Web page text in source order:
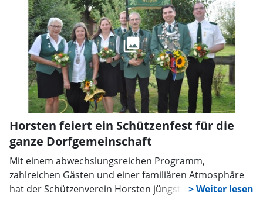
nicht, da die in Deutschland vorkommenden
Tigermücken aktuell nicht mit Krankheitserregern
infiziert sind.
Horsten feiert ein Schützenfest für die
ganze Dorfgemeinschaft
Mit einem abwechslungsreichen Programm,
zahlreichen Gästen und einer familiären Atmosphäre
hat der Schützenverein Horsten jüngst sein